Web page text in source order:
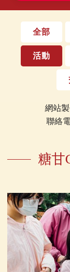
全部
活動
網站
聯絡
糖甘